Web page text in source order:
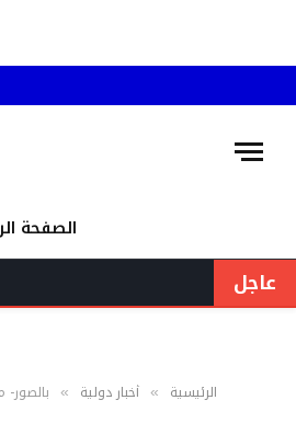
الصفحة
عاجل
الرئيسية » أخبار دولية »